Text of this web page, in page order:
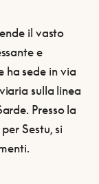
il vasto
e
ha sede in via
sulla linea
Presso la
Sestu, si